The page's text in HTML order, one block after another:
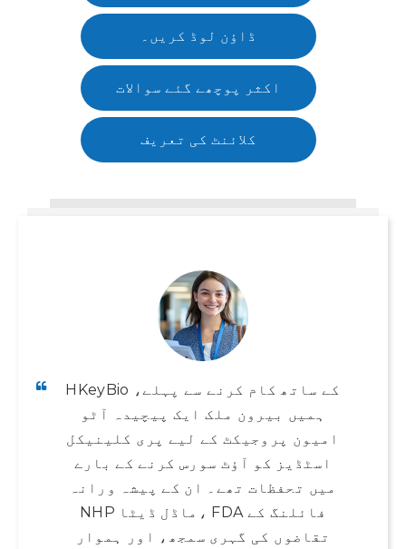
ڈاؤن لوڈ کریں۔
اکثر پوچھے گئے سوالات
کلائنٹ کی تعریف
HKeyBio کے ساتھ کام کرنے سے پہلے،
ہمیں بیرون ملک ایک پیچیدہ آٹو
امیون پروجیکٹ کے لیے پری کلینیکل
اسٹڈیز کو آؤٹ سورس کرنے کے بارے
میں تحفظات تھے۔ ان کے پیشہ ورانہ
NHP ماڈل ڈیٹا، FDA فائلنگ کے
تقاضوں کی گہری سمجھ، اور ہموار